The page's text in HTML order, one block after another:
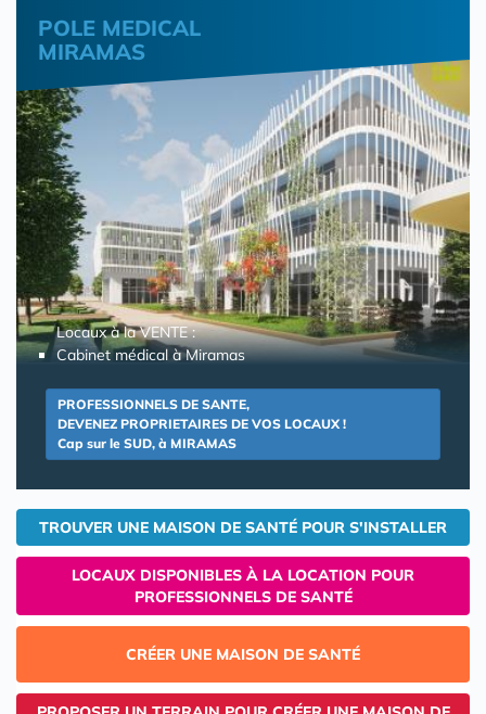
POLE MEDICAL
MIRAMAS
Locaux à la VENTE :
Cabinet médical à Miramas
PROFESSIONNELS DE SANTE,
DEVENEZ PROPRIETAIRES DE VOS LOCAUX !
Cap sur le SUD, à MIRAMAS
TROUVER UNE MAISON DE SANTÉ POUR S'INSTALLER
LOCAUX DISPONIBLES À LA LOCATION POUR
PROFESSIONNELS DE SANTÉ
CRÉER UNE MAISON DE SANTÉ